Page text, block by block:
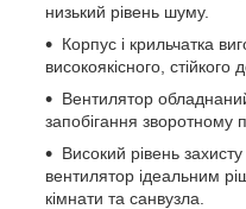
низький рівень шуму.
Корпус і крильчатка
високоякісного, стійкого
Вентилятор
запобігання зворотному
Високий рівень
вентилятор ідеальним
кімнати та санвузла.